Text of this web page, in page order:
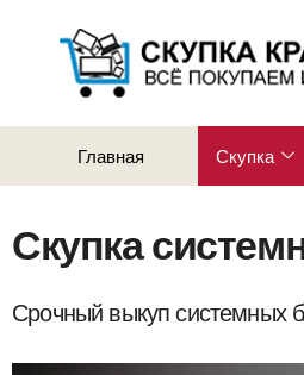
Главная Скупка
Скупка
Срочный выкуп системных